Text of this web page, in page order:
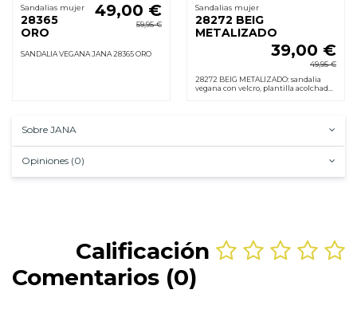
Sandalias mujer
28365
ORO
49,00 €
59,95 €
SANDALIA VEGANA JANA 28365 ORO
Sandalias mujer
28272 BEIG
METALIZADO
39,00 €
49,95 €
28272 BEIG METALIZADO: sandalia
vegana con velcro, plantilla acolchada,
Sobre JANA
Opiniones (0)
Calificación
Comentarios (0)